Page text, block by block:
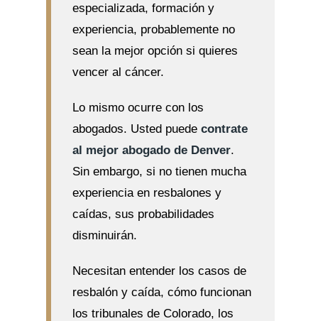
especializada, formación y
experiencia, probablemente no
sean la mejor opción si quieres
vencer al cáncer.
Lo mismo ocurre con los
abogados. Usted puede contrate
al mejor abogado de Denver.
Sin embargo, si no tienen mucha
experiencia en resbalones y
caídas, sus probabilidades
disminuirán.
Necesitan entender los casos de
resbalón y caída, cómo funcionan
los tribunales de Colorado, los